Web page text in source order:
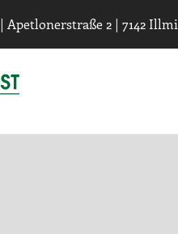
| Apetlonerstraße 2 | 7142